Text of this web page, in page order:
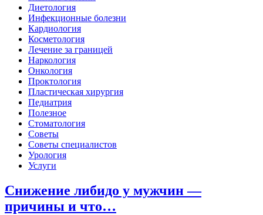
Диетология
Инфекционные болезни
Кардиология
Косметология
Лечение за границей
Наркология
Онкология
Проктология
Пластическая хирургия
Педиатрия
Полезное
Стоматология
Советы
Советы специалистов
Урология
Услуги
Снижение либидо у мужчин —
причины и что…